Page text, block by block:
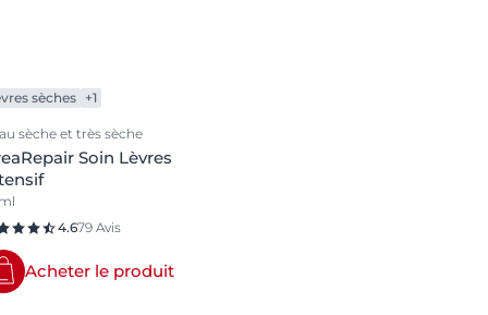
sèches +1
sèche et très sèche
Soin Lèvres
4.679 Avis
Acheter le produit